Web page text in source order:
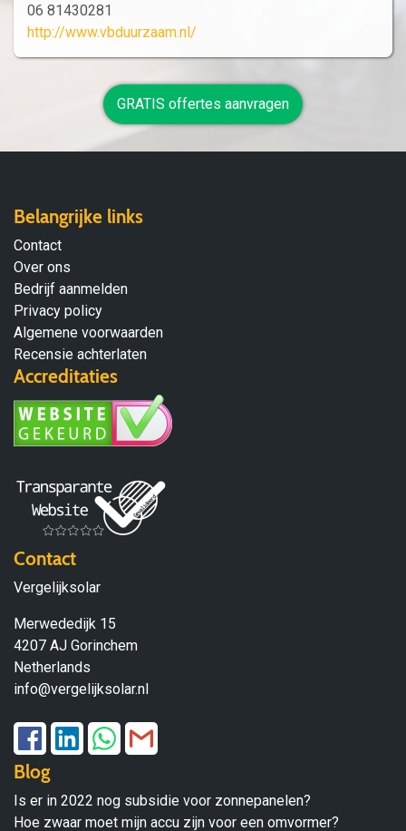
06 81430281
http://www.vbduurzaam.nl/
GRATIS offertes aanvragen
Belangrijke links
Contact
Over ons
Bedrijf aanmelden
Privacy policy
Algemene voorwaarden
Recensie achterlaten
Accreditaties
Contact
Vergelijksolar
Merwededijk 15
4207 AJ Gorinchem
Netherlands
info@vergelijksolar.nl
Blog
Is er in 2022 nog subsidie voor zonnepanelen?
Hoe zwaar moet mijn accu zijn voor een omvormer?